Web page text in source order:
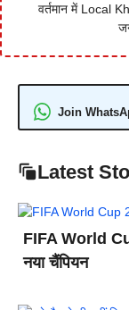
वर्तमान में Local
Join
Latest
FIFA World
नया चैंपियन